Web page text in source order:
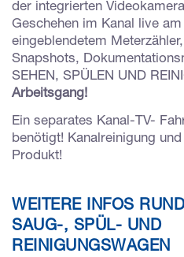
der integrierten
Geschehen im Kanal live
eingeblendetem
Snapshots,
SEHEN, SPÜLEN UND
Arbeitsgang!
Ein separates Kanal-TV-
benötigt! Kanalreinigung
Produkt!
WEITERE INFOS
SAUG-, SPÜL- UND
REINIGUNGSWAGEN